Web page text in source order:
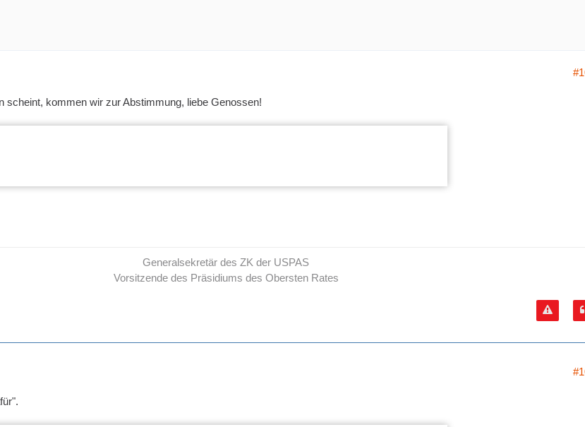
scheint, kommen wir zur Abstimmung, liebe Genossen!
Generalsekretär des ZK der USPAS
Vorsitzende des Präsidiums des Obersten Rates